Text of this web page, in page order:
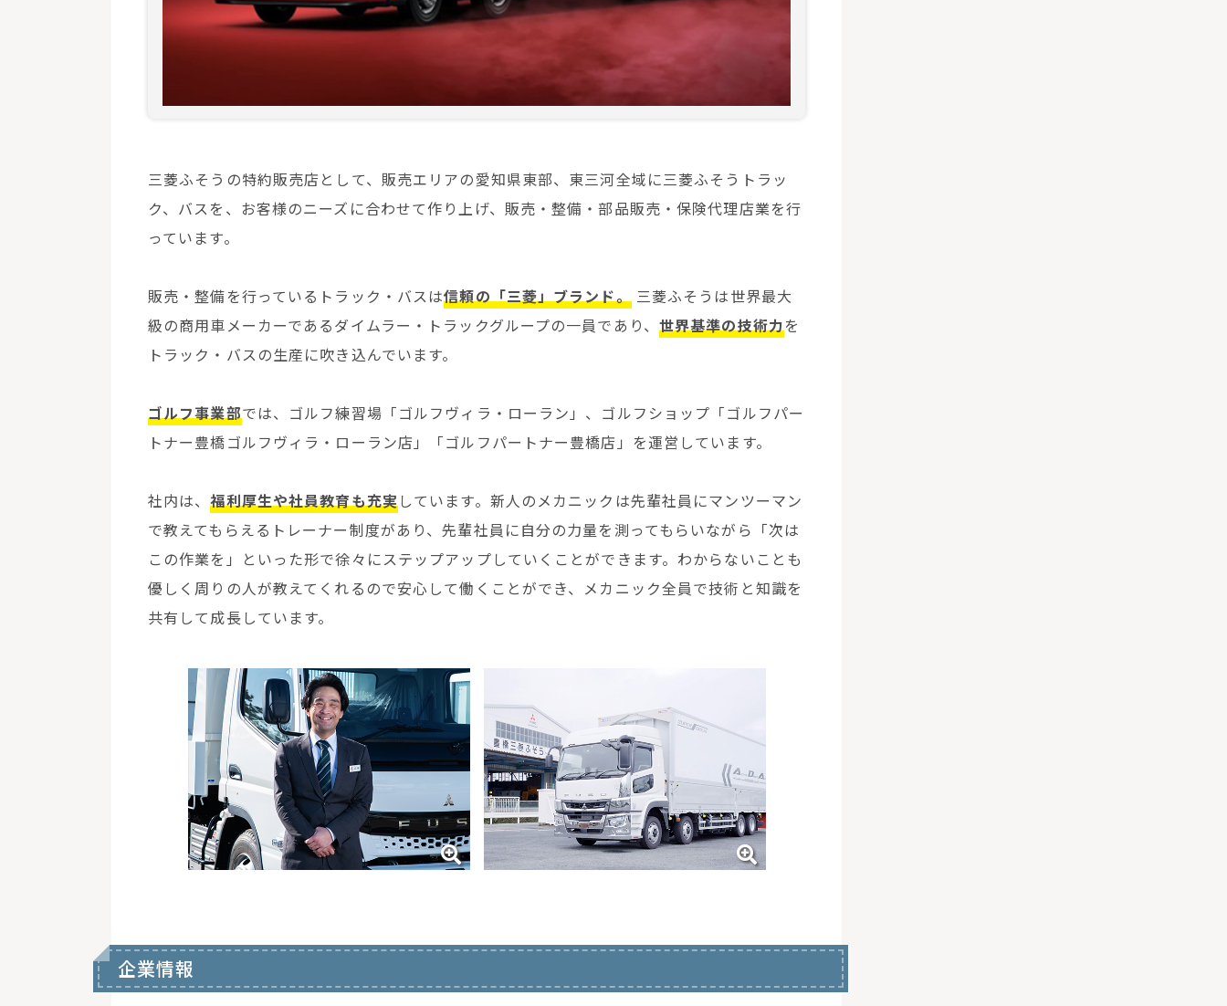
三菱ふそうの特約販売店として、販売エリアの愛知県東部、東三河全域に三菱ふそうトラッ
ク、バスを、お客様のニーズに合わせて作り上げ、販売・整備・部品販売・保険代理店業を行
っています。
販売・整備を行っているトラック・バスは信頼の「三菱」ブランド。
三菱ふそうは世界最大
級の商用車メーカーであるダイムラー・トラックグループの一員であり、 世界基準の技術力を
トラック・バスの生産に吹き込んでいます。
ゴルフ事業部では、ゴルフ練習場「ゴルフヴィラ・ローラン」、ゴルフショップ「ゴルフパー
トナー豊橋ゴルフヴィラ・ローラン店」「ゴルフパートナー豊橋店」を運営しています。
社内は、福利厚生や社員教育も充実 しています。新人のメカニックは先輩社員にマンツーマン
で教えてもらえるトレーナー制度があり、先輩社員に自分の力量を測ってもらいながら「次は
この作業を」といった形で徐々にステップアップしていくことができます。わからないことも
優しく周りの人が教えてくれるので安心して働くことができ、メカニック全員で技術と知識を
共有して成長しています。
企業情報